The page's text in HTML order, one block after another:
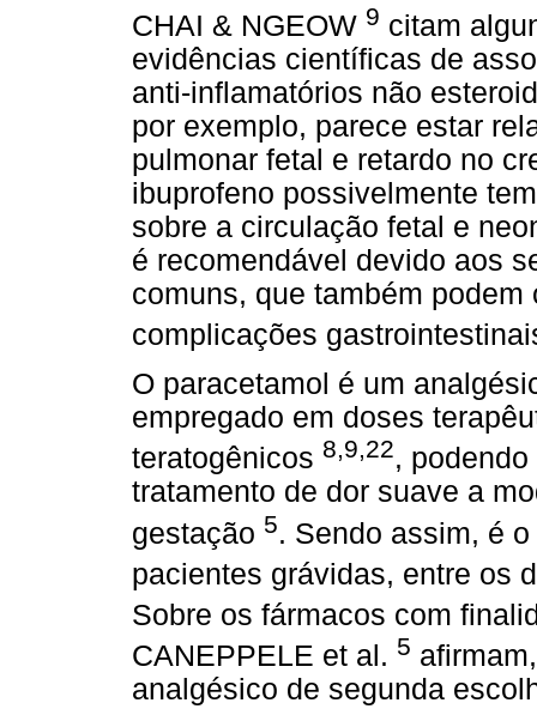
CHAI & NGEOW 9 citam
evidências científicas de
anti-inflamatórios não
por exemplo, parece estar
pulmonar fetal e retardo no
ibuprofeno possivelmente
sobre a circulação fetal e
é recomendável devido aos
comuns, que também
complicações
O paracetamol é um
empregado em doses
teratogênicos 8,9,22,
tratamento de dor suave a
gestação 5. Sendo assim, é
pacientes grávidas, entre os
Sobre os fármacos com
CANEPPELE et al. 5
analgésico de segunda